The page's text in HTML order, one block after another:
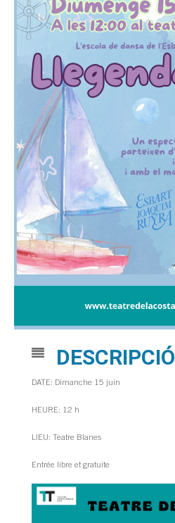
DESCRIPCIÓ
DATE: Dimanche 15 juin
HEURE: 12 h
LIEU: Teatre Blanes
Entrée libre et gratuite